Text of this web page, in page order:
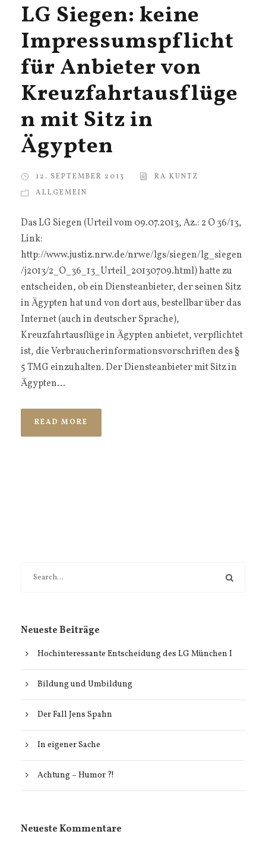
LG Siegen: keine
Impressumspflicht
für Anbieter von
Kreuzfahrtausflüge
n mit Sitz in
Ägypten
12. SEPTEMBER 2013
RA KUNTZ
ALLGEMEIN
Das LG Siegen (Urteil vom 09.07.2013, Az.: 2 O 36/13,
Link:
http://www.justiz.nrw.de/nrwe/lgs/siegen/lg_siegen
/j2013/2_O_36_13_Urteil_20130709.html) hatte zu
entscheiden, ob ein Diensteanbieter, der seinen Sitz
in Ägypten hat und von dort aus, bestellbar über das
Internet (auch in deutscher Sprache),
Kreuzfahrtausflüge in Ägypten anbietet, verpflichtet
ist, die Verbraucherinformationsvorschriften des §
5 TMG einzuhalten. Der Diensteanbieter mit Sitz in
Ägypten...
READ MORE
Neueste Beiträge
Hochinteressante Entscheidung des LG München I
Bildung und Umbildung
Der Fall Jens Spahn
In eigener Sache
Achtung – Humor ?!
Neueste Kommentare